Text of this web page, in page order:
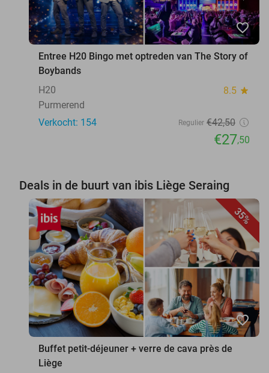
favorite_border
Entree H20 Bingo met optreden van The Story of
Boybands
H20
8.5 star
Purmerend
Verkocht: 154
Regulier €42,50
€27,50
Deals in de buurt van ibis Liège Seraing
35%
favorite_border
Buffet petit-déjeuner + verre de cava près de
Liège